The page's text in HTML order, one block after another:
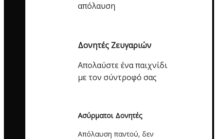
απόλαυση
Δονητές Ζευγαριών
Απολαύστε ένα παιχνίδι
με τον σύντροφό σας
Ασύρματοι Δονητές
Απόλαυση παντού, δεν